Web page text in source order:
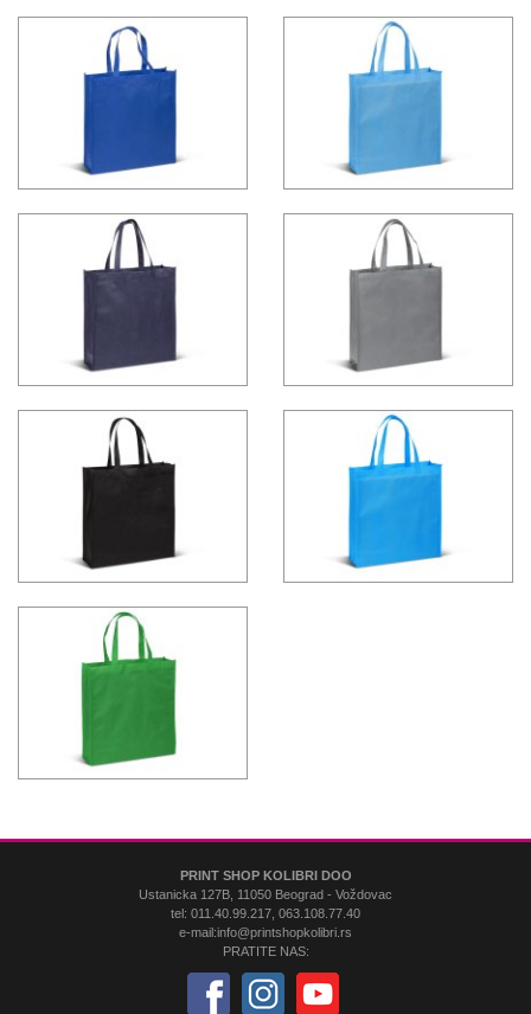
PRINT SHOP KOLIBRI DOO
Ustanicka 127B, 11050 Beograd - Voždovac
tel: 011.40.99.217, 063.108.77.40
e-mail:info@printshopkolibri.rs
PRATITE NAS: